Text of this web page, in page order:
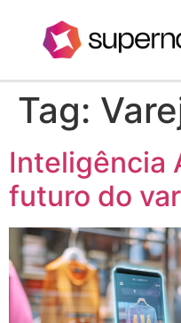
Tag:
Inteligência
futuro do